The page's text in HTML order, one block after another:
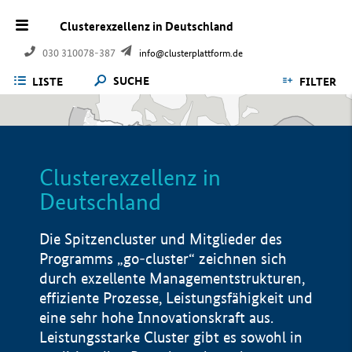
Clusterexzellenz in Deutschland
030 310078-387 info@clusterplattform.de
LISTE SUCHE FILTER
Clusterexzellenz in
Deutschland
Die Spitzencluster und Mitglieder des
Programms „go-cluster“ zeichnen sich
durch exzellente Managementstrukturen,
effiziente Prozesse, Leistungsfähigkeit und
eine sehr hohe Innovationskraft aus.
Leistungsstarke Cluster gibt es sowohl in